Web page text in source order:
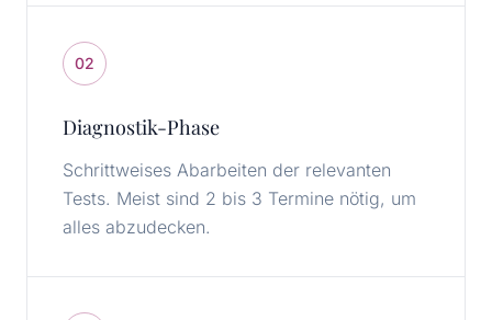
02
Diagnostik-Phase
Schrittweises Abarbeiten der relevanten
Tests. Meist sind 2 bis 3 Termine nötig, um
alles abzudecken.